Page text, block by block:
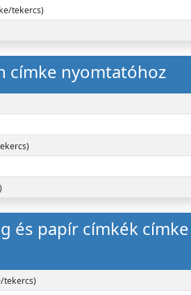
tekercs)
címke nyomtatóhoz
és papír címkék
tekercs)